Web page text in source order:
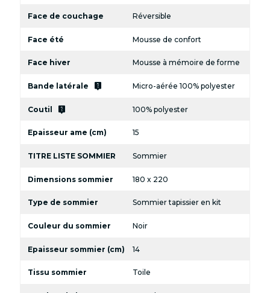
Face de couchage Réversible
Face été Mousse de confort
Face hiver Mousse à mémoire de forme
Bande latérale live_help Micro-aérée 100% polyester
Coutil live_help 100% polyester
Epaisseur ame (cm) 15
TITRE LISTE SOMMIER Sommier
Dimensions sommier 180 x 220
Type de sommier Sommier tapissier en kit
Couleur du sommier Noir
Epaisseur sommier (cm) 14
Tissu sommier Toile